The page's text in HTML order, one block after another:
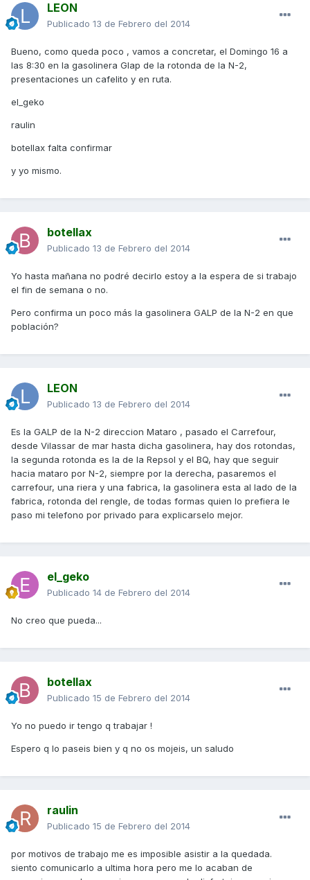
LEON
Publicado 13 de Febrero del 2014
Bueno, como queda poco , vamos a concretar, el Domingo 16 a
las 8:30 en la gasolinera Glap de la rotonda de la N-2,
presentaciones un cafelito y en ruta.
el_geko
raulin
botellax falta confirmar
y yo mismo.
botellax
Publicado 13 de Febrero del 2014
Yo hasta mañana no podré decirlo estoy a la espera de si trabajo
el fin de semana o no.
Pero confirma un poco más la gasolinera GALP de la N-2 en que
población?
LEON
Publicado 13 de Febrero del 2014
Es la GALP de la N-2 direccion Mataro , pasado el Carrefour,
desde Vilassar de mar hasta dicha gasolinera, hay dos rotondas,
la segunda rotonda es la de la Repsol y el BQ, hay que seguir
hacia mataro por N-2, siempre por la derecha, pasaremos el
carrefour, una riera y una fabrica, la gasolinera esta al lado de la
fabrica, rotonda del rengle, de todas formas quien lo prefiera le
paso mi telefono por privado para explicarselo mejor.
el_geko
Publicado 14 de Febrero del 2014
No creo que pueda...
botellax
Publicado 15 de Febrero del 2014
Yo no puedo ir tengo q trabajar !
Espero q lo paseis bien y q no os mojeis, un saludo
raulin
Publicado 15 de Febrero del 2014
por motivos de trabajo me es imposible asistir a la quedada.
siento comunicarlo a ultima hora pero me lo acaban de